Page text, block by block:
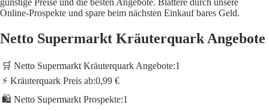
günstige Preise und die besten Angebote. Blättere durch unsere
Online-Prospekte und spare beim nächsten Einkauf bares Geld.
Netto Supermarkt Kräuterquark Angebote
🛒 Netto Supermarkt Kräuterquark Angebote:1
⚡ Kräuterquark Preis ab:0,99 €
🛍️ Netto Supermarkt Prospekte:1